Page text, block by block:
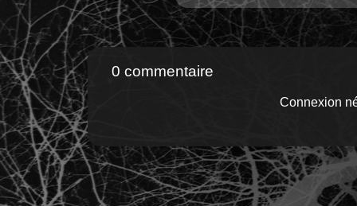
0 commentaire
Connexion